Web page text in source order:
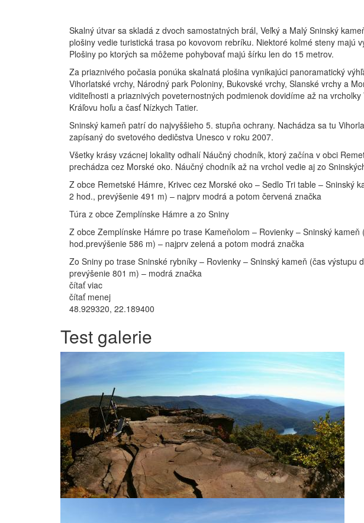
Skalný útvar sa skladá z dvoch samostatných brál, Veľký a Malý Sninský
plošiny vedie turistická trasa po kovovom rebríku. Niektoré kolmé steny majú
Plošiny po ktorých sa môžeme pohybovať majú šírku len do 15 metrov.
Za priaznivého počasia ponúka skalnatá plošina vynikajúci panoramatický
Vihorlatské vrchy, Národný park Poloniny, Bukovské vrchy, Slanské vrchy a
viditeľnosti a priaznivých poveternostných podmienok dovidíme až na vrcholky
Kráľovu hoľu a časť Nízkych Tatier.
Sninský kameň patrí do najvyššieho 5. stupňa ochrany. Nachádza sa tu
zapísaný do svetového dedičstva Unesco v roku 2007.
Všetky krásy vzácnej lokality odhalí Náučný chodník, ktorý začína v obci
prechádza cez Morské oko. Náučný chodník až na vrchol vedie aj zo
Z obce Remetské Hámre, Krivec cez Morské oko – Sedlo Tri table – Sninský
2 hod., prevýšenie 491 m) – najprv modrá a potom červená značka
Túra z obce Zemplínske Hámre a zo Sniny
Z obce Zemplínske Hámre po trase Kameňolom – Rovienky – Sninský kameň
hod.prevýšenie 586 m) – najprv zelená a potom modrá značka
Zo Sniny po trase Sninské rybníky – Rovienky – Sninský kameň (čas výstupu
prevýšenie 801 m) – modrá značka
čítať viac
čítať menej
48.929320, 22.189400
Test galerie